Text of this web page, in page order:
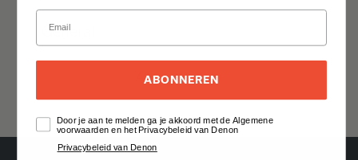
General
Alles uitklappen
ABONNEREN
Door je aan te melden ga je akkoord met de Algemene
voorwaarden en het Privacybeleid van Denon
Privacybeleid van Denon